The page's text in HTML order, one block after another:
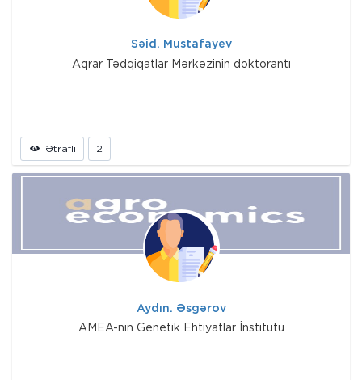
Səid. Mustafayev
Aqrar Tədqiqatlar Mərkəzinin doktorantı
Ətraflı 2
Aydın. Əsgərov
AMEA-nın Genetik Ehtiyatlar İnstitutu